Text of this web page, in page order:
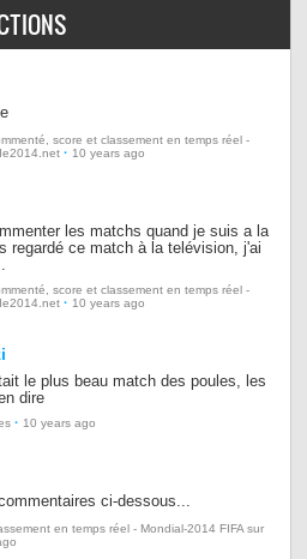
score et classement en temps réel -
· 10 years ago
les matchs quand je suis a la
regardé ce match à la telévision, j'ai
score et classement en temps réel -
· 10 years ago
le plus beau match des poules, les
dire
· 10 years ago
ci-dessous...
en temps réel - Mondial-2014 FIFA sur